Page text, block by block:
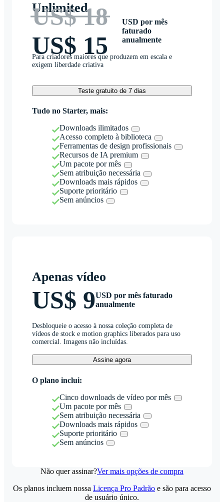
Unlimited
US$ 18
US$ 15
USD por mês
faturado
anualmente
Para criadores maiores que produzem em escala e
exigem liberdade criativa
Teste gratuito de 7 dias
Tudo no Starter, mais:
Downloads ilimitados
Acesso completo à biblioteca
Ferramentas de design profissionais
Recursos de IA premium
Um pacote por mês
Sem atribuição necessária
Downloads mais rápidos
Suporte prioritário
Sem anúncios
Apenas vídeo
US$ 9USD por mês faturado
anualmente
Desbloqueie o acesso à nossa coleção completa de
vídeos de stock e motion graphics liberados para uso
comercial. Imagens não incluídas.
Assine agora
O plano inclui:
Cinco downloads de vídeo por mês
Um pacote por mês
Sem atribuição necessária
Downloads mais rápidos
Suporte prioritário
Sem anúncios
Não quer assinar?Ver mais opções de compra
Os planos incluem nossa Licença Pro Padrão e são para acesso
de usuário único.